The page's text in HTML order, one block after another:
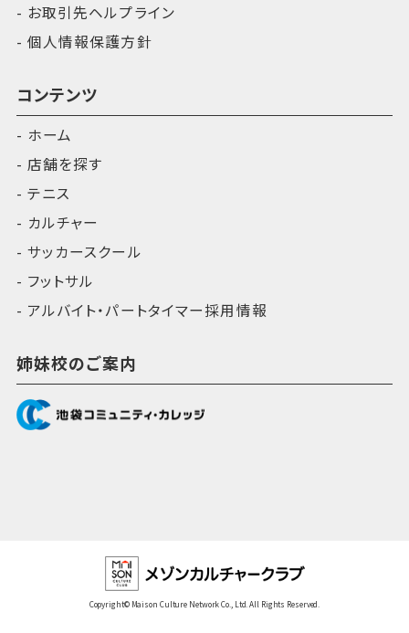
お取引先ヘルプライン
個人情報保護方針
コンテンツ
ホーム
店舗を探す
テニス
カルチャー
サッカースクール
フットサル
アルバイト・パートタイマー採用情報
姉妹校のご案内
Copyright© Maison Culture Network Co., Ltd. All Rights Reserved.